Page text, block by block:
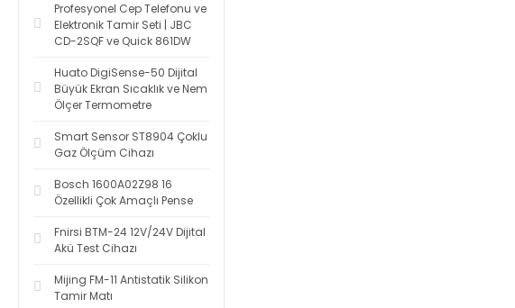
Profesyonel Cep Telefonu ve
Elektronik Tamir Seti | JBC
CD-2SQF ve Quick 861DW
Huato DigiSense-50 Dijital
Büyük Ekran Sıcaklık ve Nem
Ölçer Termometre
Smart Sensor ST8904 Çoklu
Gaz Ölçüm Cihazı
Bosch 1600A02Z98 16
Özellikli Çok Amaçlı Pense
Fnirsi BTM-24 12V/24V Dijital
Akü Test Cihazı
Mijing FM-11 Antistatik Silikon
Tamir Matı